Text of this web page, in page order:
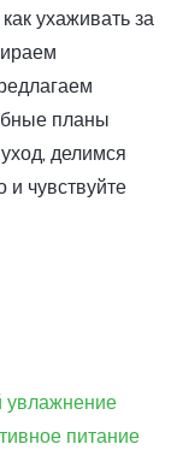
ухаживать за
планы
делимся
и чувствуйте
увлажнение
питание